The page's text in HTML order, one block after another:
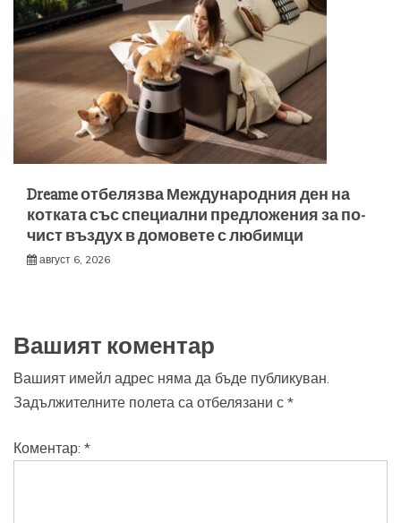
Dreame отбелязва Международния ден на
котката със специални предложения за по-
чист въздух в домовете с любимци
август 6, 2026
Вашият коментар
Вашият имейл адрес няма да бъде публикуван.
Задължителните полета са отбелязани с *
Коментар: *